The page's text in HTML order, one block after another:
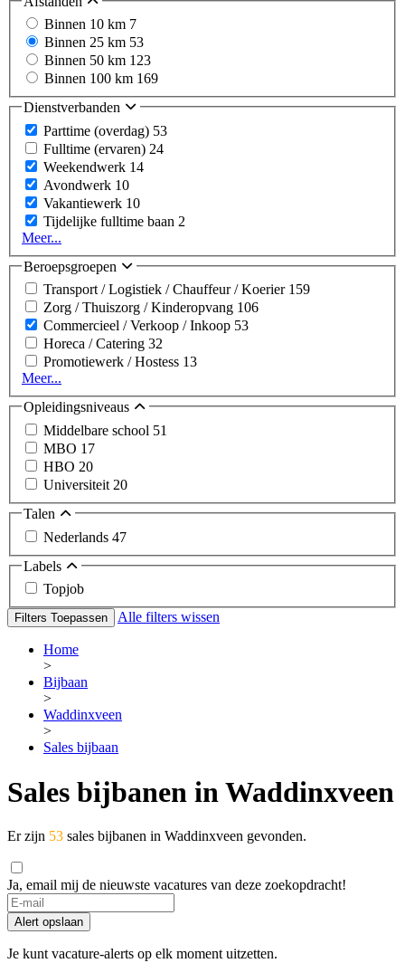
Binnen 10 km 7
Binnen 25 km 53
Binnen 50 km 123
Binnen 100 km 169
Dienstverbanden
Parttime (overdag) 53
Fulltime (ervaren) 24
Weekendwerk 14
Avondwerk 10
Vakantiewerk 10
Tijdelijke fulltime baan 2
Meer...
Beroepsgroepen
Transport / Logistiek / Chauffeur / Koerier 159
Zorg / Thuiszorg / Kinderopvang 106
Commercieel / Verkoop / Inkoop 53
Horeca / Catering 32
Promotiewerk / Hostess 13
Meer...
Opleidingsniveaus
Middelbare school 51
MBO 17
HBO 20
Universiteit 20
Talen
Nederlands 47
Labels
Topjob
Filters Toepassen Alle filters wissen
Home
>
Bijbaan
>
Waddinxveen
>
Sales bijbaan
Sales bijbanen in Waddinxveen
Er zijn 53 sales bijbanen in Waddinxveen gevonden.
Ja, email mij de nieuwste vacatures van deze zoekopdracht!
If
you
are
a
Alert opslaan
Je kunt vacature-alerts op elk moment uitzetten.